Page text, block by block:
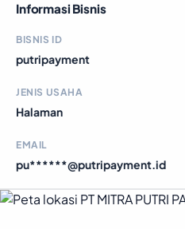
Informasi Bisnis
BISNIS ID
putripayment
JENIS USAHA
Halaman
EMAIL
pu******@putripayment.id